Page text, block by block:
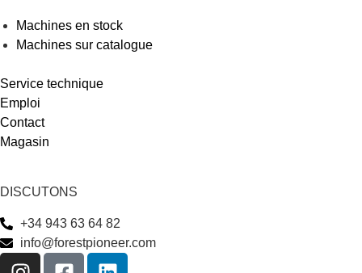
Machines en stock
Machines sur catalogue
Service technique
Emploi
Contact
Magasin
DISCUTONS
+34 943 63 64 82
info@forestpioneer.com